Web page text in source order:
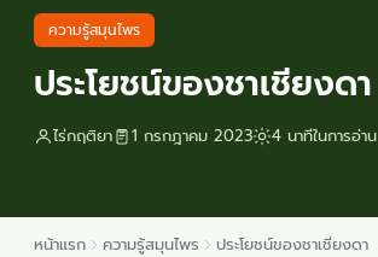
ความรู้สมุนไพร
ประโยชน์ของชาเชียงดา
ไร่กฤติยา 1 กรกฎาคม 2023 4 นาทีในการอ่าน
หน้าแรก ความรู้สมุนไพร ประโยชน์ของชาเชียงดา